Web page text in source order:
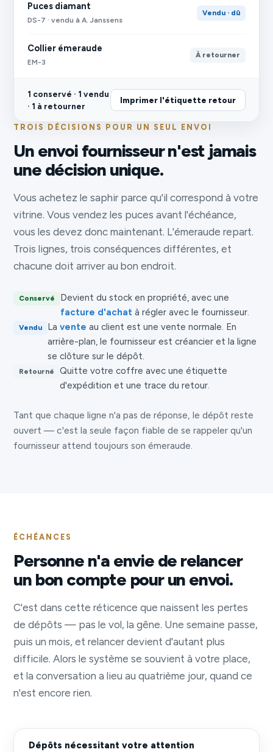
Puces diamant
DS-7 · vendu à A. Janssens
Vendu · dû
Collier émeraude
EM-3
À retourner
1 conservé · 1 vendu
· 1 à retourner
Imprimer l'étiquette retour
TROIS DÉCISIONS POUR UN SEUL ENVOI
Un envoi fournisseur n'est jamais
une décision unique.
Vous achetez le saphir parce qu'il correspond à votre
vitrine. Vous vendez les puces avant l'échéance,
vous les devez donc maintenant. L'émeraude repart.
Trois lignes, trois conséquences différentes, et
chacune doit arriver au bon endroit.
Conservé
Devient du stock en propriété, avec une
facture d'achat à régler avec le fournisseur.
Vendu Lavente au client est une vente normale. En
arrière-plan, le fournisseur est créancier et la ligne
se clôture sur le dépôt.
Retourné
Quitte votre coffre avec une étiquette
d'expédition et une trace du retour.
Tant que chaque ligne n'a pas de réponse, le dépôt reste
ouvert — c'est la seule façon fiable de se rappeler qu'un
fournisseur attend toujours son émeraude.
ÉCHÉANCES
Personne n'a envie de relancer
un bon compte pour un envoi.
C'est dans cette réticence que naissent les pertes
de dépôts — pas le vol, la gêne. Une semaine passe,
puis un mois, et relancer devient d'autant plus
difficile. Alors le système se souvient à votre place,
et la conversation a lieu au quatrième jour, quand ce
n'est encore rien.
Dépôts nécessitant votre attention